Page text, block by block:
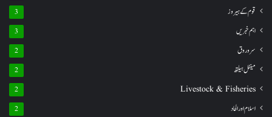
قوم کے ہیروز 3
اہم خبریں 3
سروروق 2
مینٹل ہیلتھ 2
Livestock & Fisheries
2
اسلام اور الحاد 2